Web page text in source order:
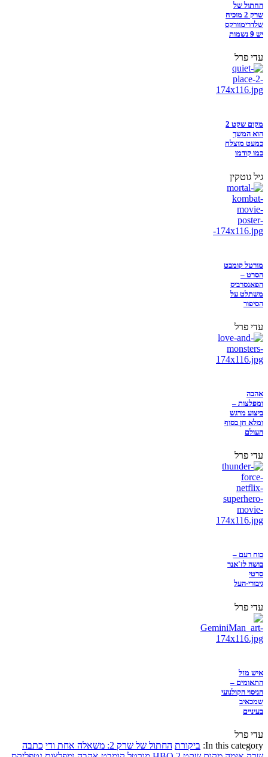
החתול של
שרק 2 מוכיח
שלדרימוורקס
יש 9 נשמות
עדי פרל
מקום שקט 2
הוא המשך
כמעט מוצלח
כמו קודמו
גיל גוטקין
מורטל קומבט
הסרט –
הפאנסרביס
משתלט על
הסיפור
עדי פרל
אהבה
ומפלצות –
ביצוע מרגש
ומלא חן בסוף
העולם
עדי פרל
כוח רעם –
בושה לז'אנר
סרטי
גיבורי-העל
עדי פרל
איש מזל
התאומים –
הניסוי הקולנועי
שמכאיב
בעיניים
עדי פרל
In this category: ביקורת החתול של שרק 2: משאלה אחת ודי
כתבה